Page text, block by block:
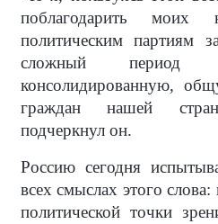
поблагодарить
политическим партиям
сложный период
консолидированную,
граждан нашей
подчеркнул он.
Россию сегодня
всех смыслах этого
политической точки